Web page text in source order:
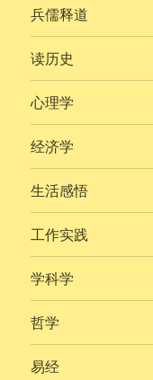
兵儒释道
读历史
心理学
经济学
生活感悟
工作实践
学科学
哲学
易经